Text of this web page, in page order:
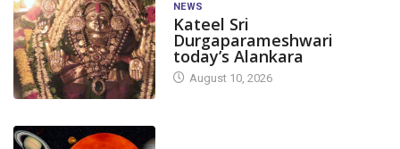
NEWS
Kateel Sri
Durgaparameshwari
today’s Alankara
August 10, 2026